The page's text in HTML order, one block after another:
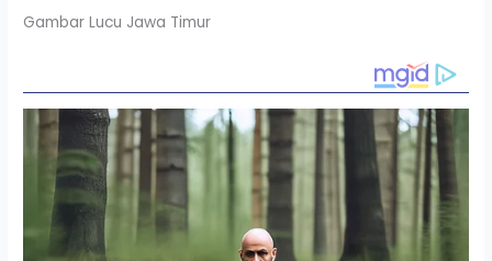
Gambar Lucu Jawa Timur